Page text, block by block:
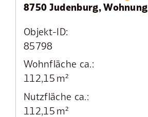
8750 Judenburg, Wohnung
Objekt-ID:
85798
Wohnfläche ca.:
112,15 m²
Nutzfläche ca.:
112,15 m²